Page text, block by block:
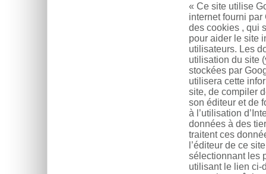
« Ce site utilise
internet fourni
des cookies , qui
pour aider le site
utilisateurs. Les
utilisation du site
stockées par
utilisera cette
site, de compiler
son éditeur et de
à l’utilisation
données à des
traitent ces
l’éditeur de ce
sélectionnant les
utilisant le lien ci-